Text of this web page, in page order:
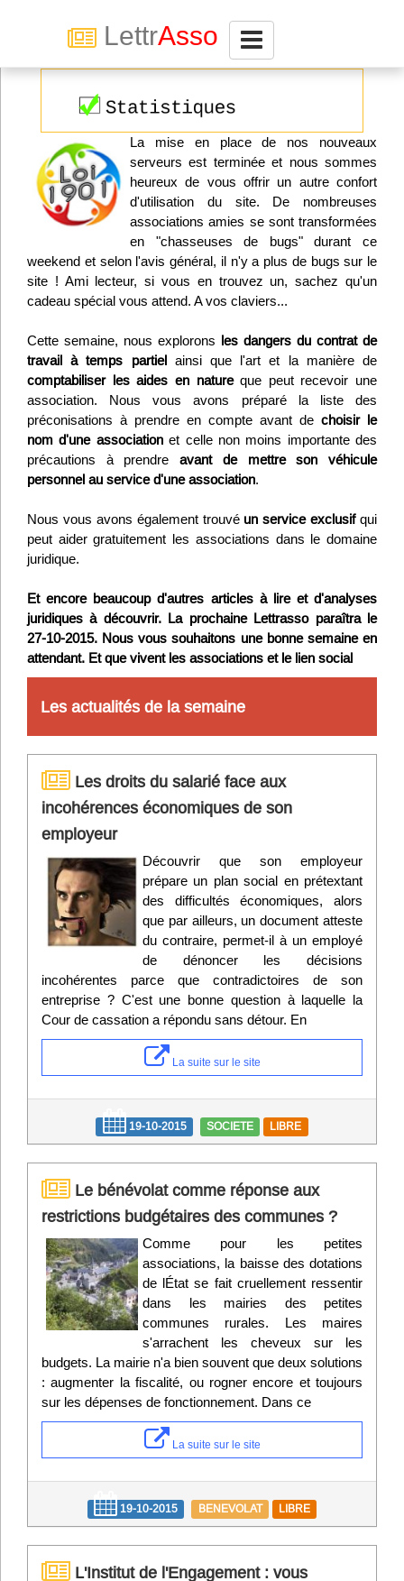
LettrAsso
Connexion
Abonnez-vous à LettrAsso
Menu général
ServiceAsso
Partager
VieAsso
Infos
Divers
Désabo Lettrasso
Nous contacter
La mise en place de nos nouveaux
serveurs est terminée et nous sommes
heureux de vous offrir un autre confort
d'utilisation du site. De nombreuses
associations amies se sont transformées
en "chasseuses de bugs" durant ce
weekend et selon l'avis général, il n'y a plus de bugs sur le
site ! Ami lecteur, si vous en trouvez un, sachez qu'un
cadeau spécial vous attend. A vos claviers...
Cette semaine, nous explorons les dangers du contrat de
travail à temps partielainsi que l'art et la manière de
comptabiliser les aides en natureque peut recevoir une
association. Nous vous avons préparé la liste des
préconisations à prendre en compte avant de choisir le
nom d'une associationet celle non moins importante des
précautions à prendreavant de mettre son véhicule
personnel au service d'une association.
Nous vous avons également trouvé un service exclusifqui
peut aider gratuitement les associations dans le domaine
juridique.
Et encore beaucoup d'autres articles à lire et d'analyses
juridiques à découvrir. La prochaine Lettrasso paraîtra le
27-10-2015. Nous vous souhaitons une bonne semaine en
attendant. Et que vivent les associations et le lien social
Les actualités de la semaine
Les droits du salarié face aux
incohérences économiques de son
employeur
Découvrir que son employeur
prépare un plan social en prétextant
des difficultés économiques, alors
que par ailleurs, un document atteste
du contraire, permet-il à un employé
de dénoncer les décisions
incohérentes parce que contradictoires de son
entreprise ? C'est une bonne question à laquelle la
Cour de cassation a répondu sans détour. En
La suite sur le site
19-10-2015 SOCIETE LIBRE
Le bénévolat comme réponse aux
restrictions budgétaires des communes ?
Comme pour les petites
associations, la baisse des dotations
de lÉtat se fait cruellement ressentir
dans les mairies des petites
communes rurales. Les maires
s'arrachent les cheveux sur les
budgets. La mairie n'a bien souvent que deux solutions
: augmenter la fiscalité, ou rogner encore et toujours
sur les dépenses de fonctionnement. Dans ce
La suite sur le site
19-10-2015 BENEVOLAT LIBRE
L'Institut de l'Engagement : vous